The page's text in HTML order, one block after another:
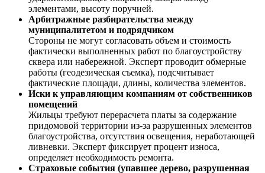
элементами, высоту поручней.
Арбитражные разбирательства между
муниципалитетом и подрядчиком
Стороны не могут согласовать объем и стоимость
фактически выполненных работ по благоустройству
сквера или набережной. Эксперт проводит обмерные
работы (геодезическая съемка), подсчитывает
фактические площади, длины, количества элементов.
Иски к управляющим компаниям от собственников
помещений
Жильцы требуют перерасчета платы за содержание
придомовой территории из-за разрушенных элементов
благоустройства, отсутствия освещения, неработающей
ливневки. Эксперт фиксирует процент износа,
определяет необходимость ремонта.
Страховые события (упавшее дерево, разрушенная